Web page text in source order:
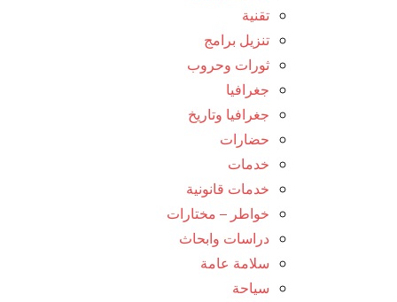
تقنية
تنزيل برامج
ثورات وحروب
جغرافيا
جغرافيا وتاريخ
حضارات
خدمات
خدمات قانونية
خواطر – مختارات
دراسات وابحاث
سلامة عامة
سياحة